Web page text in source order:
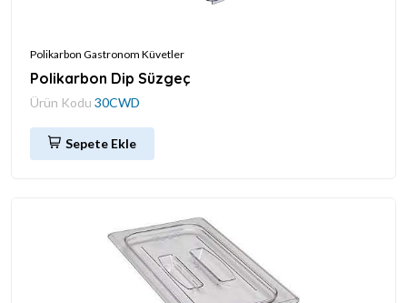
Polikarbon Gastronom Küvetler
Polikarbon Dip Süzgeç
Ürün Kodu 30CWD
Sepete Ekle